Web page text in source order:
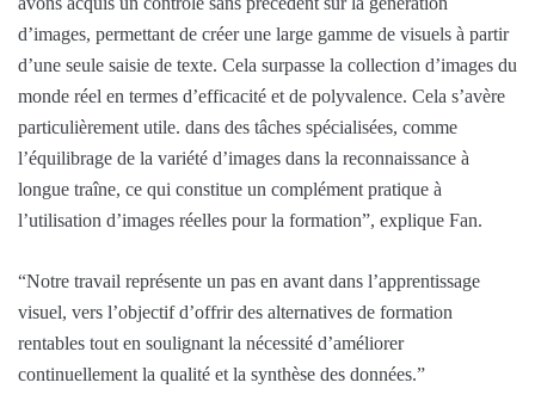
d’images, permettant de créer une large gamme de visuels à partir
d’une seule saisie de texte. Cela surpasse la collection d’images du
monde réel en termes d’efficacité et de polyvalence. Cela s’avère
particulièrement utile. dans des tâches spécialisées, comme
l’équilibrage de la variété d’images dans la reconnaissance à
longue traîne, ce qui constitue un complément pratique à
l’utilisation d’images réelles pour la formation”, explique Fan.
“Notre travail représente un pas en avant dans l’apprentissage
visuel, vers l’objectif d’offrir des alternatives de formation
rentables tout en soulignant la nécessité d’améliorer
continuellement la qualité et la synthèse des données.”